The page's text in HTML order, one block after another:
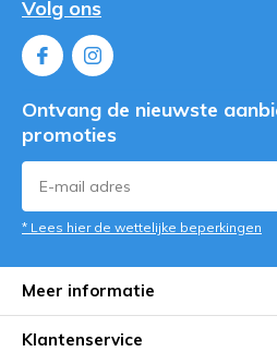
Volg ons
Ontvang de nieuwste
promoties
* Lees hier de wettelijke beperkingen
Meer informatie
Klantenservice